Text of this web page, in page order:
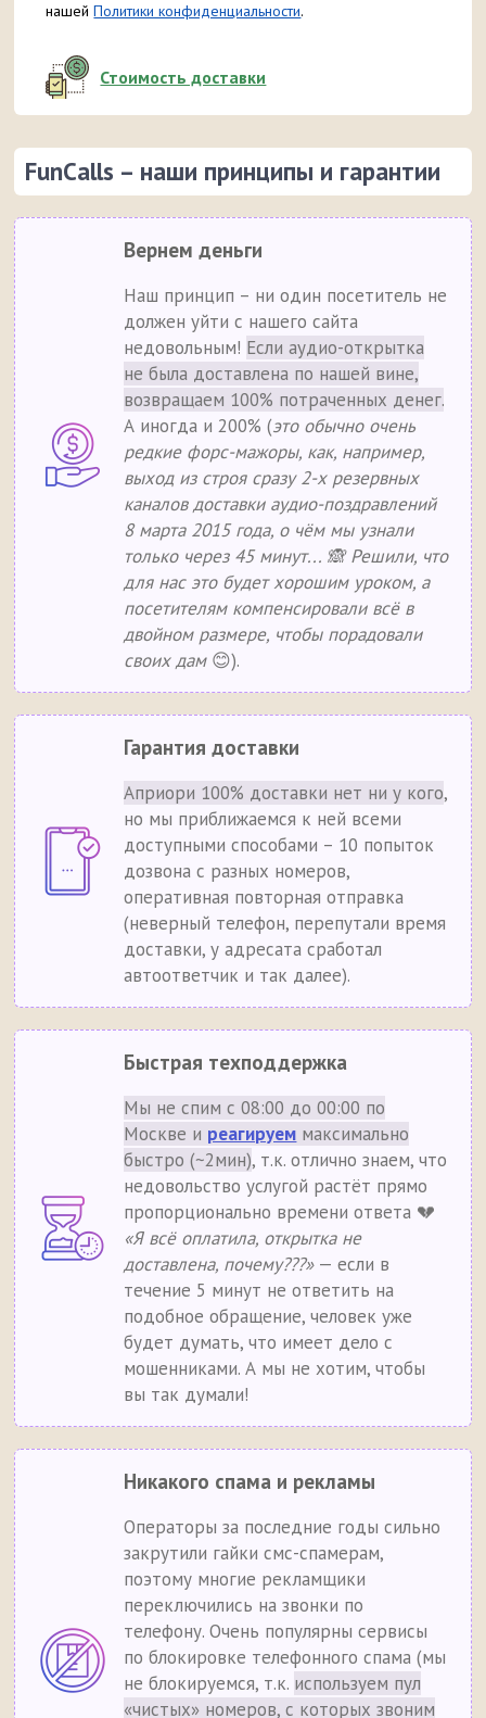
нашейПолитики конфиденциальности.
Стоимость доставки
FunCalls – наши принципы и гарантии
Вернем деньги
Наш принцип – ни один посетитель не
должен уйти с нашего сайта
недовольным! Если аудио-открытка
не была доставлена по нашей вине,
возвращаем 100% потраченных денег.
А иногда и 200% (это обычно очень
редкие форс-мажоры, как, например,
выход из строя сразу 2-х резервных
каналов доставки аудио-поздравлений
8 марта 2015 года, о чём мы узнали
только через 45 минут... 🙈 Решили, что
для нас это будет хорошим уроком, а
посетителям компенсировали всё в
двойном размере, чтобы порадовали
своих дам😊).
Гарантия доставки
Априори 100% доставки нет ни у кого,
но мы приближаемся к ней всеми
доступными способами – 10 попыток
дозвона с разных номеров,
оперативная повторная отправка
(неверный телефон, перепутали время
доставки, у адресата сработал
автоответчик и так далее).
Быстрая техподдержка
Мы не спим с 08:00 до 00:00 по
Москве и реагируем максимально
быстро (~2мин), т.к. отлично знаем, что
недовольство услугой растёт прямо
пропорционально времени ответа 💔
«Я всё оплатила, открытка не
доставлена, почему???»— если в
течение 5 минут не ответить на
подобное обращение, человек уже
будет думать, что имеет дело с
мошенниками. А мы не хотим, чтобы
вы так думали!
Никакого спама и рекламы
Операторы за последние годы сильно
закрутили гайки смс-спамерам,
поэтому многие рекламщики
переключились на звонки по
телефону. Очень популярны сервисы
по блокировке телефонного спама (мы
не блокируемся, т.к. используем пул
«чистых» номеров, с которых звоним